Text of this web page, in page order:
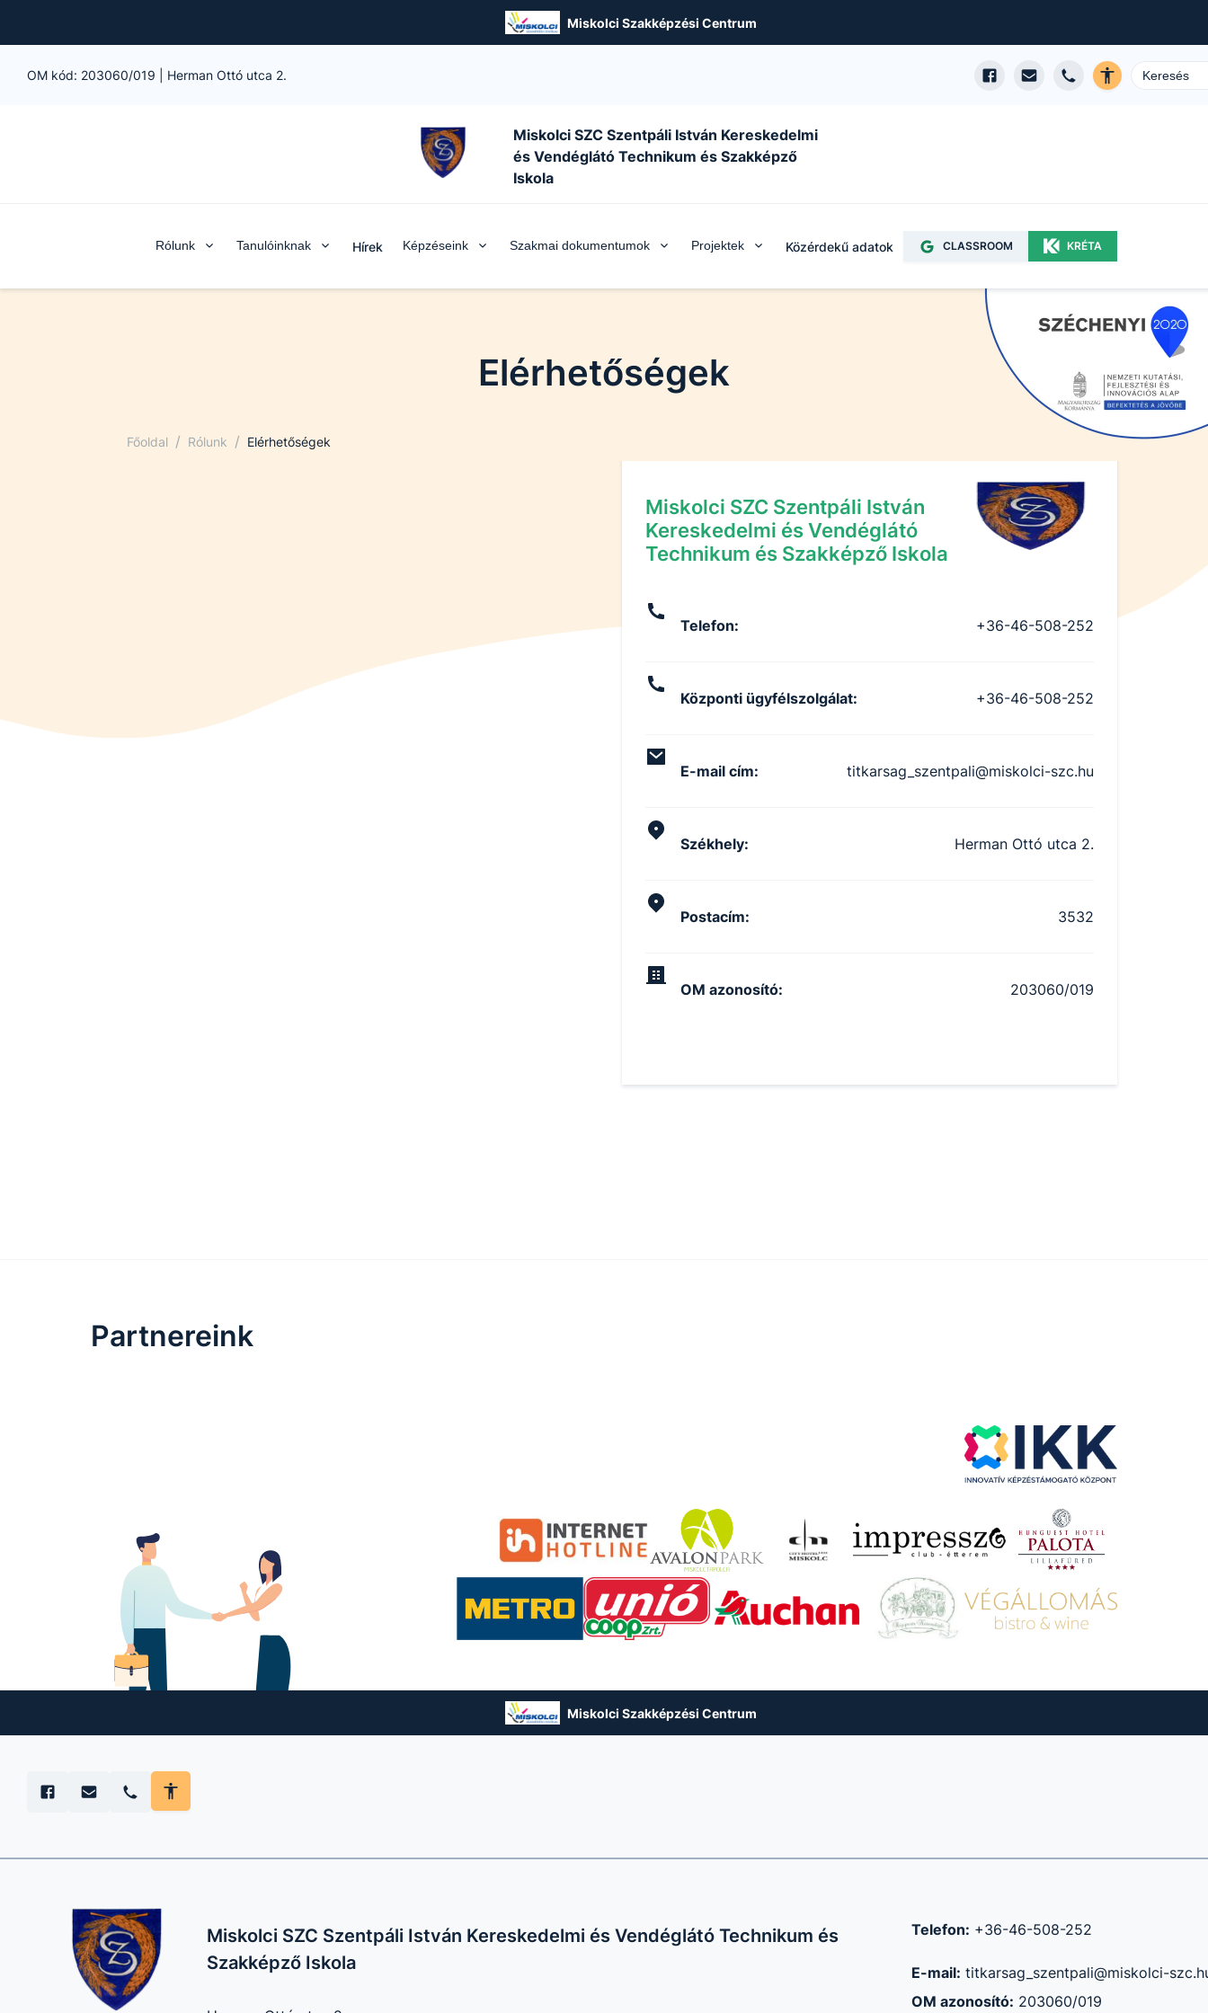
Miskolci Szakképzési Centrum
OM kód: 203060/019 Herman Ottó utca 2.
Miskolci SZC Szentpáli István Kereskedelmi
és Vendéglátó Technikum és Szakképző
Iskola
Rólunk Tanulóinknak Hírek Képzéseink Szakmai dokumentumok Projektek Közérdekű adatok CLASSROOM KRÉTA
Elérhetőségek
Főoldal / Rólunk / Elérhetőségek
Miskolci SZC Szentpáli István
Kereskedelmi és Vendéglátó
Technikum és Szakképző Iskola
Telefon: +36-46-508-252
Központi ügyfélszolgálat: +36-46-508-252
E-mail cím: titkarsag_szentpali@miskolci-szc.hu
Székhely: Herman Ottó utca 2.
Postacím: 3532
OM azonosító: 203060/019
Partnereink
Miskolci Szakképzési Centrum
Miskolci SZC Szentpáli István Kereskedelmi és Vendéglátó Technikum és
Szakképző Iskola
Telefon: +36-46-508-252
E-mail: titkarsag_szentpali@miskolci-
OM azonosító: 203060/019